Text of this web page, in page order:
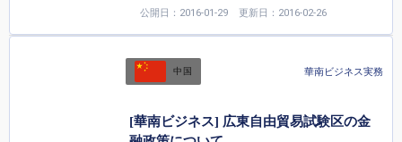
公開日：2016-01-29 更新日：2016-02-26
中国 華南ビジネス実務
[華南ビジネス] 広東自由貿易試験区の金